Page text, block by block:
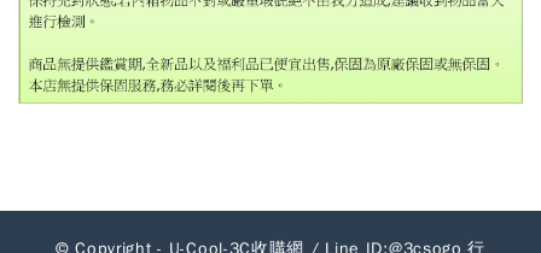
© Copyright - U-Cool-3C收購網 / Line ID:@3csogo 行